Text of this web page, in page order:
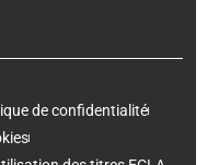
de confidentialité